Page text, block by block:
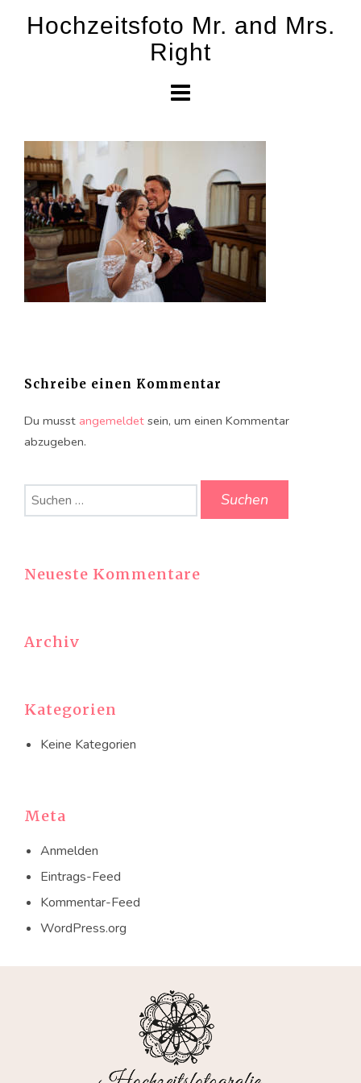
Hochzeitsfoto Mr. and Mrs.
Right
Schreibe einen Kommentar
Du musst angemeldet sein, um einen Kommentar
abzugeben.
Suchen
nach:
Neueste Kommentare
Archiv
Kategorien
Keine Kategorien
Meta
Anmelden
Eintrags-Feed
Kommentar-Feed
WordPress.org